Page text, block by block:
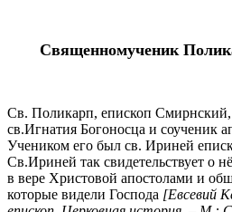
Священномученик
Св. Поликарп, епископ
св.Игнатия Богоносца и соученик
Учеником его был св. Ириней
Св.Ириней так свидетельствует о
в вере Христовой апостолами и
которые видели Господа [Евсевий